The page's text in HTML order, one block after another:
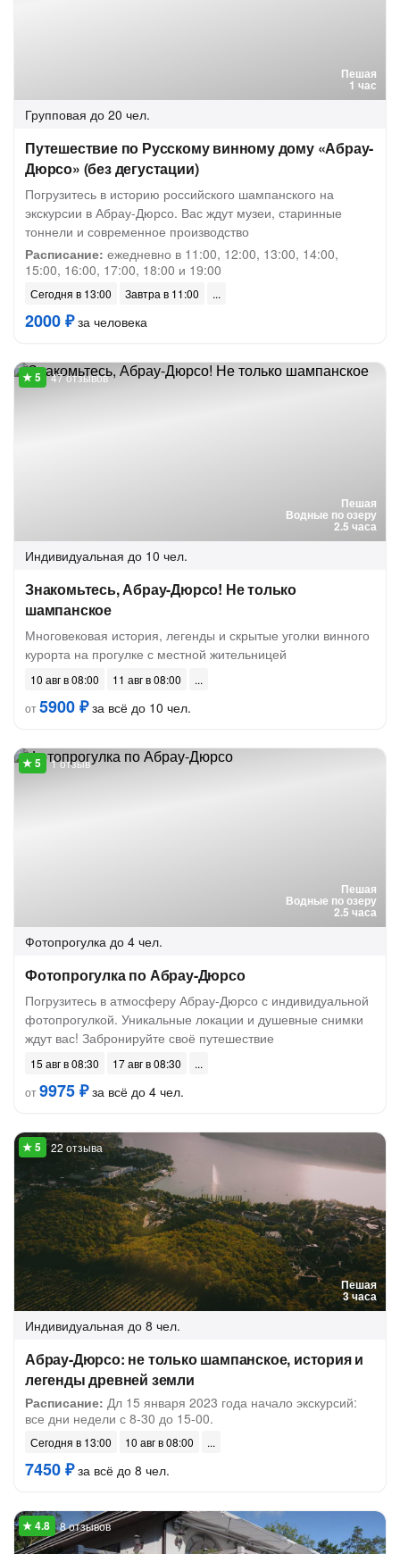
Пешая
1 час
Групповая до 20 чел.
Путешествие по Русскому винному дому «Абрау-
Дюрсо» (без дегустации)
Погрузитесь в историю российского шампанского на
экскурсии в Абрау-Дюрсо. Вас ждут музеи, старинные
тоннели и современное производство
Расписание: ежедневно в 11:00, 12:00, 13:00, 14:00,
15:00, 16:00, 17:00, 18:00 и 19:00
Сегодня в 13:00 Завтра в 11:00
2000 ₽за человека
Пешая
Водные по озеру
2.5 часа
47 отзывов
Индивидуальная до 10 чел.
Знакомьтесь, Абрау-Дюрсо! Не только
шампанское
Многовековая история, легенды и скрытые уголки винного
курорта на прогулке с местной жительницей
10 авг в 08:00
11 авг в 08:00
от5900 ₽за всё до 10 чел.
Пешая
Водные по озеру
2.5 часа
1 отзыв
Фотопрогулка до 4 чел.
Фотопрогулка по Абрау-Дюрсо
Погрузитесь в атмосферу Абрау-Дюрсо с индивидуальной
фотопрогулкой. Уникальные локации и душевные снимки
ждут вас! Забронируйте своё путешествие
15 авг в 08:30
17 авг в 08:30
от9975 ₽за всё до 4 чел.
Пешая
3 часа
22 отзыва
Индивидуальная до 8 чел.
Абрау-Дюрсо: не только шампанское, история и
легенды древней земли
Расписание: Дл 15 января 2023 года начало экскурсий:
все дни недели с 8-30 до 15-00.
Сегодня в 13:00 10 авг в 08:00
7450 ₽за всё до 8 чел.
8 отзывов